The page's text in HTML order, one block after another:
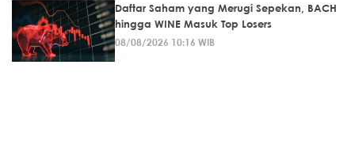
Daftar Saham yang Merugi Sepekan, BACH
hingga WINE Masuk Top Losers
08/08/2026 10:16 WIB